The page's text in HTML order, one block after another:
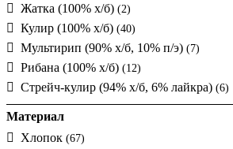
Жатка (100% х/б) (2)
Кулир (100% х/б) (40)
Мультирип (90% х/б, 10% п/э) (7)
Рибана (100% х/б) (12)
Стрейч-кулир (94% х/б, 6% лайкра) (6)
Материал
Хлопок (67)